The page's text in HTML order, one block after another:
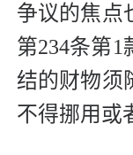
争议的焦点
第234条第
结的财物须
不得挪用或